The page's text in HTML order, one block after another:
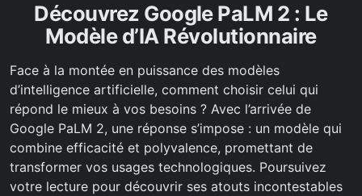
Découvrez Google PaLM 2 : Le
Modèle d’IA Révolutionnaire
Face à la montée en puissance des modèles
d’intelligence artificielle, comment choisir celui qui
répond le mieux à vos besoins ? Avec l’arrivée de
Google PaLM 2, une réponse s’impose : un modèle qui
combine efficacité et polyvalence, promettant de
transformer vos usages technologiques. Poursuivez
votre lecture pour découvrir ses atouts incontestables